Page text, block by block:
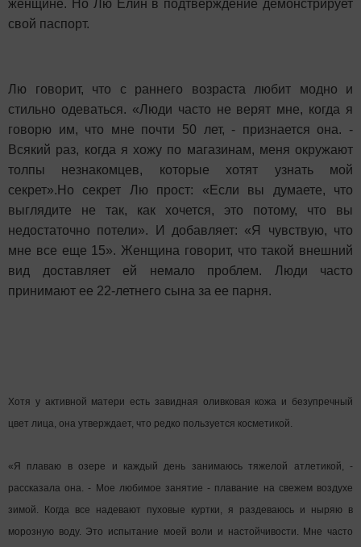
женщине. Но Лю Елин в подтверждение демонстрирует
свой паспорт.
Лю говорит, что с раннего возраста любит модно и
стильно одеваться. «Люди часто не верят мне, когда я
говорю им, что мне почти 50 лет, - признается она. -
Всякий раз, когда я хожу по магазинам, меня окружают
толпы незнакомцев, которые хотят узнать мой
секрет».Но секрет Лю прост: «Если вы думаете, что
выглядите не так, как хочется, это потому, что вы
недостаточно потели». И добавляет: «Я чувствую, что
мне все еще 15». Женщина говорит, что такой внешний
вид доставляет ей немало проблем. Люди часто
принимают ее 22-летнего сына за ее парня.
Хотя у активной матери есть завидная оливковая кожа и безупречный
цвет лица, она утверждает, что редко пользуется косметикой.
«Я плаваю в озере и каждый день занимаюсь тяжелой атлетикой, -
рассказала она. - Мое любимое занятие - плавание на свежем воздухе
зимой. Когда все надевают пуховые куртки, я раздеваюсь и ныряю в
морозную воду. Это испытание моей воли и настойчивости. Мне часто